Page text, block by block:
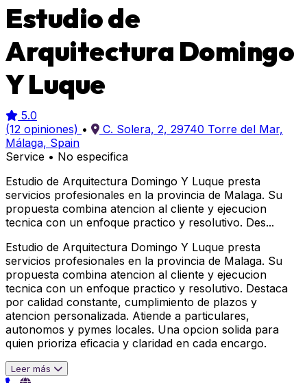
Estudio de
Arquitectura Domingo
Y Luque
5.0
(12 opiniones) •
C. Solera, 2, 29740 Torre del Mar,
Málaga, Spain
Service • No especifica
Estudio de Arquitectura Domingo Y Luque presta
servicios profesionales en la provincia de Malaga. Su
propuesta combina atencion al cliente y ejecucion
tecnica con un enfoque practico y resolutivo. Des...
Estudio de Arquitectura Domingo Y Luque presta
servicios profesionales en la provincia de Malaga. Su
propuesta combina atencion al cliente y ejecucion
tecnica con un enfoque practico y resolutivo. Destaca
por calidad constante, cumplimiento de plazos y
atencion personalizada. Atiende a particulares,
autonomos y pymes locales. Una opcion solida para
quien prioriza eficacia y claridad en cada encargo.
Leer más